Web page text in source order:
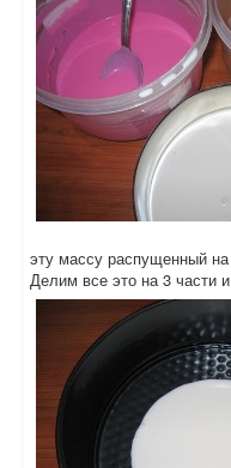
эту массу распущенный
Делим все это на 3 части